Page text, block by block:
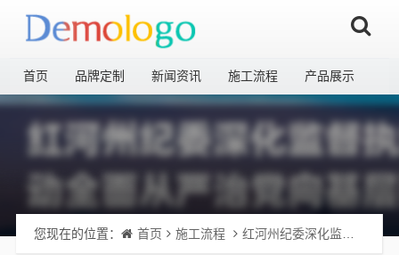
首页 品牌定制 新闻资讯 施工流程 产品展示
您现在的位置： 首页 施工流程 红河州纪委深化监督执纪，推动全面从严治党向基层延伸的最新通报